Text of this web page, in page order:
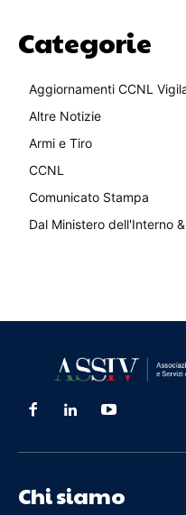
Categorie
Aggiornamenti CCNL
Altre Notizie
Armi e Tiro
CCNL
Comunicato Stampa
Dal Ministero dell'Interno
Chi siamo